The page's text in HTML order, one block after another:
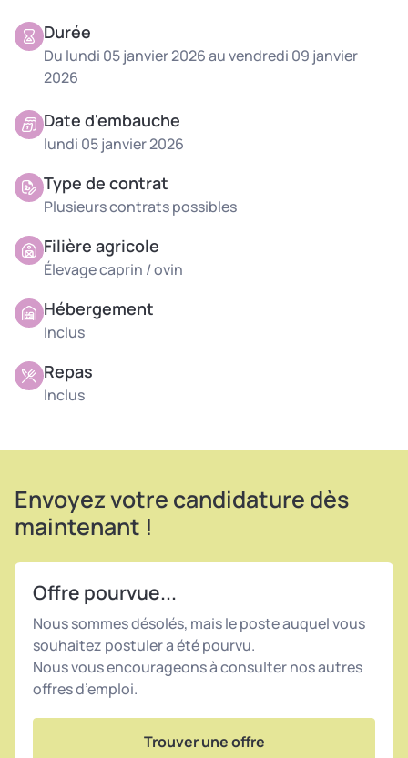
Durée
Du lundi 05 janvier 2026 au vendredi 09 janvier
2026
Date d'embauche
lundi 05 janvier 2026
Type de contrat
Plusieurs contrats possibles
Filière agricole
Élevage caprin / ovin
Hébergement
Inclus
Repas
Inclus
Envoyez votre candidature dès
maintenant !
Offre pourvue...
Nous sommes désolés, mais le poste auquel vous
souhaitez postuler a été pourvu.
Nous vous encourageons à consulter nos autres
offres d’emploi.
Trouver une offre